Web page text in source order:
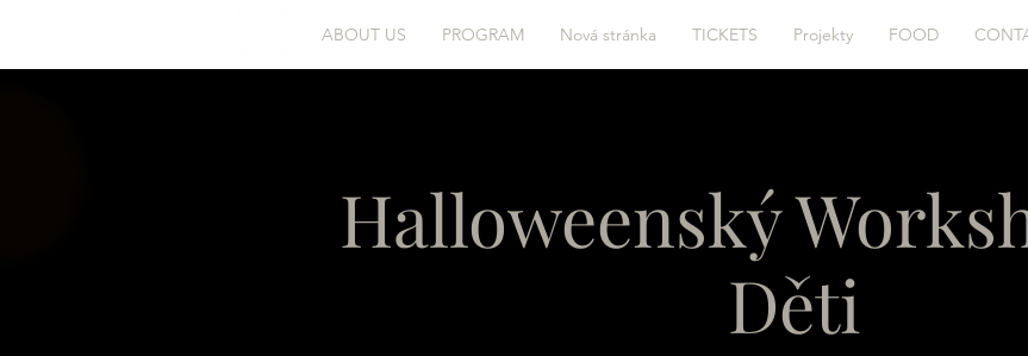
ABOUT US PROGRAM Nová stránka TICKETS Projekty FOOD
Halloweenský
Děti